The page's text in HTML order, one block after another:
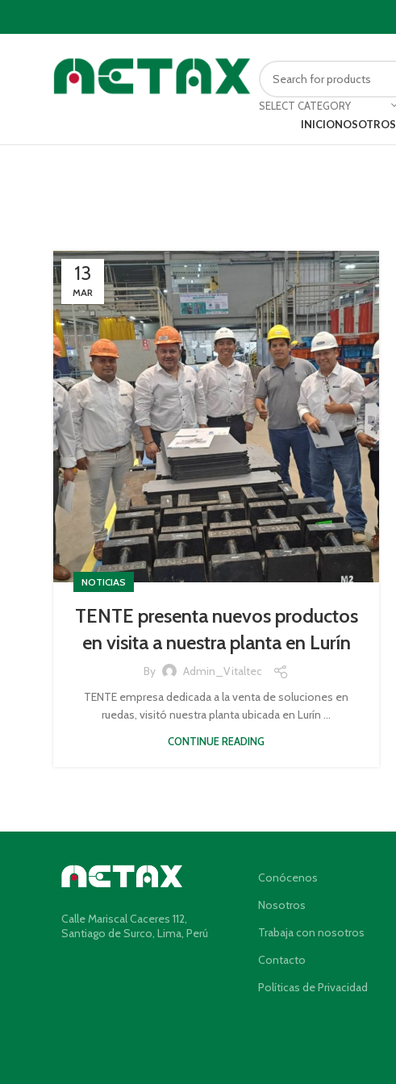
SELECT CATEGORY
INICIONOSOTROS
13
MAR
NOTICIAS
TENTE presenta nuevos productos
en visita a nuestra planta en Lurín
By
Admin_Vitaltec
TENTE empresa dedicada a la venta de soluciones en
ruedas, visitó nuestra planta ubicada en Lurín ...
CONTINUE READING
Calle Mariscal Caceres 112,
Santiago de Surco, Lima, Perú
Conócenos
Nosotros
Trabaja con nosotros
Contacto
Políticas de Privacidad